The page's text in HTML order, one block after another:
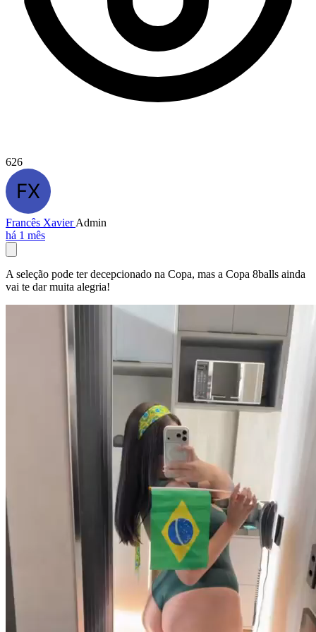
626
Francês XavierAdmin
há 1 mês
A seleção pode ter decepcionado na Copa, mas a Copa 8balls ainda
vai te dar muita alegria!